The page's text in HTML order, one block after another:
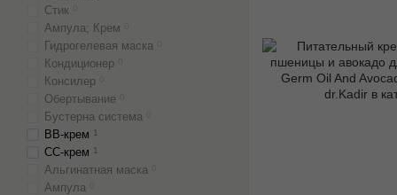
Стик
Ампула; Крем
Гидрогелевая маска
Кондиционер
Консилер
Обертывание
Бустерна система
BB-крем 1
CC-крем 1
Альгинатная маска
Ампула